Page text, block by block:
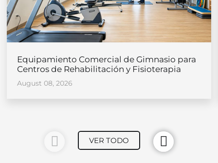
Equipamiento Comercial de Gimnasio para
Centros de Rehabilitación y Fisioterapia
August 08, 2026
VER TODO